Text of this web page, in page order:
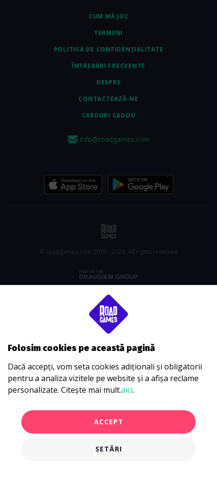
CUM MĂ JOC
TERMENI
POLITICĂ DE CONFIDENȚIALITATE
ÎNTREBĂRI FRECVENTE
DESPRE
CONTACTEAZĂ-NE
CARDURI CADOU
info@roadgames.com
© roadgames.com 2019 - 2026. All rights reserved
Folosim cookies pe această pagină
Dacă accepți, vom seta cookies adiționali și obligatorii
pentru a analiza vizitele pe website și a afișa reclame
personalizate. Citește mai mult.aici.
ACCEPT
SETĂRI